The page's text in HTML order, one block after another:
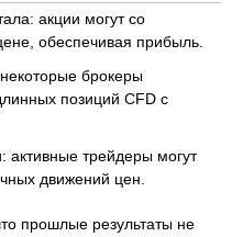
акции могут со
обеспечивая прибыль.
брокеры
позиций CFD с
активные трейдеры могут
движений цен.
прошлые результаты не